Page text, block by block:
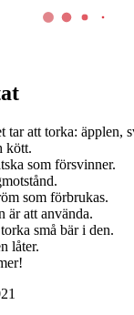
tar att torka: äpplen,
kött.
som försvinner.
som förbrukas.
är att använda.
små bär i den.
låter.